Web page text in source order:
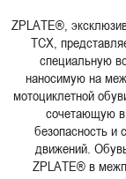
ZPLATE®,
TCX,
специальную
наносимую на
мотоциклетной
сочетающую
безопасность и
движений.
ZPLATE® в